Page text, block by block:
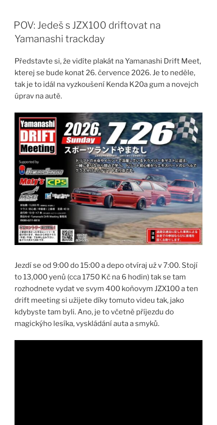
contentPOV: Jedeš s JZX100 driftovat na
Yamanashi trackday
Představte si, že vidíte plakát na Yamanashi Drift Meet,
kterej se bude konat 26. července 2026. Je to neděle,
tak je to idál na vyzkoušení Kenda K20a gum a novejch
úprav na autě.
Jezdí se od 9:00 do 15:00 a depo otvíraj už v 7:00. Stojí
to 13,000 yenů (cca 1750 Kč na 6 hodin) tak se tam
rozhodnete vydat ve svym 400 koňovym JZX100 a ten
drift meeting si užijete díky tomuto videu tak, jako
kdybyste tam byli. Ano, je to včetně příjezdu do
magickýho lesíka, vyskládání auta a smyků.